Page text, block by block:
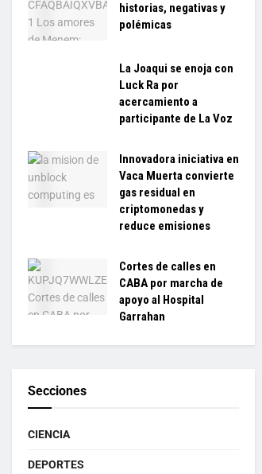
historias, negativas y
polémicas
La Joaqui se enoja con
Luck Ra por
acercamiento a
participante de La Voz
Innovadora iniciativa en
Vaca Muerta convierte
gas residual en
criptomonedas y
reduce emisiones
Cortes de calles en
CABA por marcha de
apoyo al Hospital
Garrahan
Secciones
CIENCIA
DEPORTES